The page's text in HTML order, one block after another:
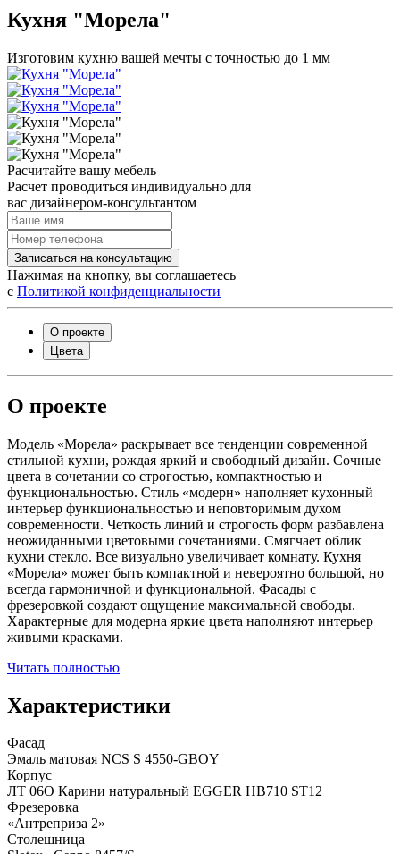
Кухня "Морела"
Изготовим кухню вашей мечты с точностью до 1 мм
Расчитайте вашу мебель
Расчет проводиться индивидуально для
вас дизайнером-консультантом
Записаться на консультацию
Нажимая на кнопку, вы соглашаетесь
с Политикой конфиденциальности
О проекте
Цвета
О проекте
Модель «Морела» раскрывает все тенденции современной
стильной кухни, рождая яркий и свободный дизайн. Сочные
цвета в сочетании со строгостью, компактностью и
функциональностью. Стиль «модерн» наполняет кухонный
интерьер функциональностью и неповторимым духом
современности. Четкость линий и строгость форм разбавлена
неожиданными цветовыми сочетаниями. Смягчает облик
кухни стекло. Все визуально увеличивает комнату. Кухня
«Морела» может быть компактной и невероятно большой, но
всегда гармоничной и функциональной. Фасады с
фрезеровкой создают ощущение максимальной свободы.
Характерные для модерна яркие цвета наполняют интерьер
живыми красками.
Читать полностью
Характеристики
Фасад
Эмаль матовая NCS S 4550-GBOY
Корпус
ЛТ 06О Карини натуральный EGGER HB710 ST12
Фрезеровка
«Антреприза 2»
Столешница